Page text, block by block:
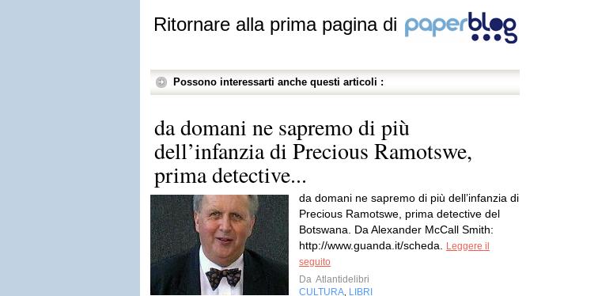
Ritornare alla prima pagina di
Possono interessarti anche questi articoli :
da domani ne sapremo di più
dell’infanzia di Precious Ramotswe,
prima detective...
da domani ne sapremo di più dell’infanzia di
Precious Ramotswe, prima detective del
Botswana. Da Alexander McCall Smith:
http://www.guanda.it/scheda.
Leggere il
seguito
Da Atlantidelibri
CULTURA LIBRI